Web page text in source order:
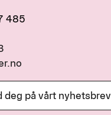
485
deg på vårt nyhetsbrev